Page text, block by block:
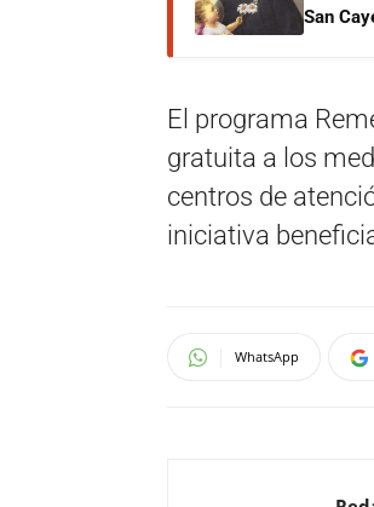
San
El programa
gratuita a los
centros de
iniciativa
WhatsApp